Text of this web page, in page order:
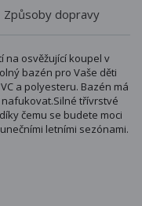
Způsoby dopravy
na osvěžující koupel v
bazén pro Vaše děti
a polyesteru. Bazén má
třívrstvé
čemu se budete moci
letními sezónami.